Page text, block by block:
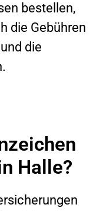
bestellen,
die Gebühren
die
Halle?